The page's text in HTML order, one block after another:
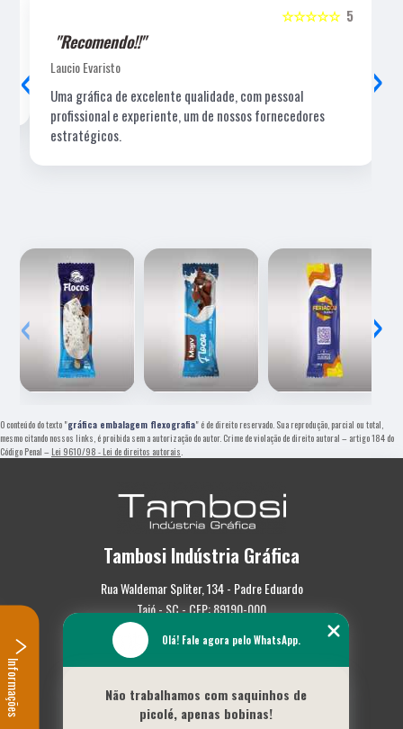
5
☆☆☆☆☆
"Recomendo!!"
Laucio Evaristo
Uma gráfica de excelente qualidade, com pessoal
profissional e experiente, um de nossos fornecedores
estratégicos.
‹ ›
‹ ›
O conteúdo do texto "gráfica embalagem flexografia" é de direito reservado. Sua reprodução, parcial ou total,
mesmo citando nossos links, é proibida sem a autorização do autor. Crime de violação de direito autoral – artigo 184 do
Código Penal – Lei 9610/98 - Lei de direitos autorais
Tambosi Indústria Gráfica
Rua Waldemar Spliter, 134 - Padre Eduardo
Taió - SC - CEP: 89190-000
(47) 3562-0587
Empresa
Missão
Olá! Fale agora pelo WhatsApp.
Não trabalhamos com saquinhos de
picolé, apenas bobinas!
Informações